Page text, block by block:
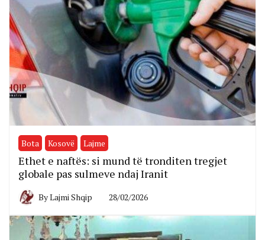
Bota Kosovë Lajme
Ethet e naftës: si mund të tronditen tregjet
globale pas sulmeve ndaj Iranit
ByLajmi Shqip 28/02/2026